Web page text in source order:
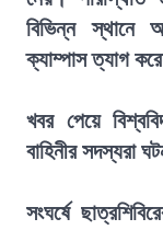
বিভিন্ন স্থানে
ক্যাম্পাস ত্যাগ
খবর পেয়ে
বাহিনীর সদস্যরা
সংঘর্ষে